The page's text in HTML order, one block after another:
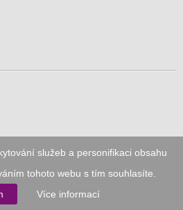
služeb a personifikaci obsahu
tohoto webu s tím souhlasíte.
Více informací
je členem Asociace pro elektronickou